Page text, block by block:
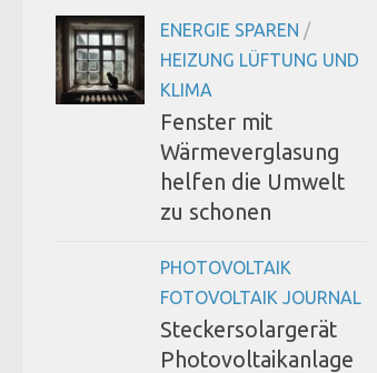
ENERGIE SPAREN /
HEIZUNG LÜFTUNG UND
KLIMA
Fenster mit
Wärmeverglasung
helfen die Umwelt
zu schonen
PHOTOVOLTAIK
FOTOVOLTAIK JOURNAL
Steckersolargerät
Photovoltaikanlage